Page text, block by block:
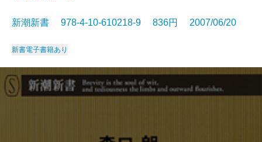
新潮新書 978-4-10-610218-9 836円 2007/06/20
新書電子書籍あり